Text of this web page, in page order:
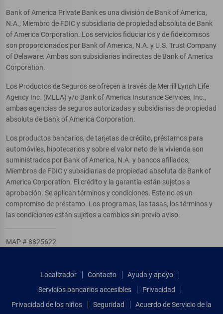
Bank of America Private Bank es una división de Bank of America,
N.A., Miembro de FDIC y subsidiaria de propiedad absoluta de Bank
of America Corporation. Los servicios fiduciarios y de fideicomisos
son proporcionados por Bank of America, N.A. y U.S. Trust Company
of Delaware. Ambas son subsidiarias indirectas de Bank of America
Corporation.
Los Productos de Seguros se ofrecen a través de Merrill Lynch Life
Agency Inc. (MLLA) y/o Bank of America Insurance Services, Inc.,
ambas agencias de seguros autorizadas y subsidiarias de propiedad
absoluta de Bank of America Corporation.
Los productos bancarios, de tarjetas de crédito, préstamos para
automóviles, hipotecarios y sobre el valor neto de la vivienda son
suministrados por Bank of America, N.A. y bancos afiliados,
Miembros de FDIC y subsidiarias de propiedad absoluta de Bank of
America Corporation. El crédito y la garantía están sujetos a
aprobación. Se aplican términos y condiciones. Este no es un
compromiso de préstamo. Los programas, las tasas, los términos y
las condiciones están sujetos a cambios sin previo aviso.
MAP # 8825622
Localizador Contacto
Ayuda y apoyo
Servicios bancarios accesibles
Privacidad
Privacidad de los niños
Seguridad Acuerdo de Servicio de la